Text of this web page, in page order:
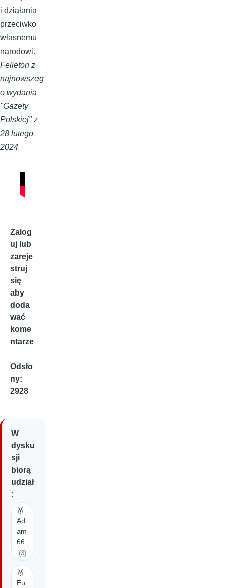
i działania
przeciwko
własnemu
narodowi.
Felieton z
najnowszeg
o wydania
"Gazety
Polskiej" z
28 lutego
2024
Zalog
uj lub
zareje
struj
się
aby
doda
wać
kome
ntarze
Odsło
ny:
2928
W
dysku
sji
biorą
udział
:
🥇
Ad
am
66
(3)
🥈
Eu